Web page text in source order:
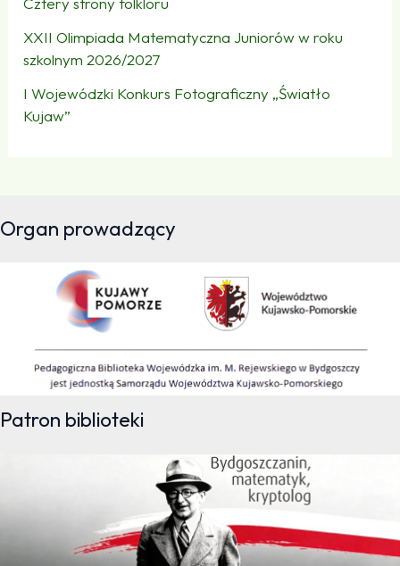
XXII Olimpiada Matematyczna Juniorów w roku
szkolnym 2026/2027
I Wojewódzki Konkurs Fotograficzny „Światło
Kujaw”
Organ prowadzący
Patron biblioteki